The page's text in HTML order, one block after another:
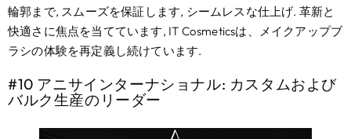
輪郭まで, スムーズを保証します, シームレスな仕上げ. 革新と
快適さに焦点を当てています, IT Cosmeticsは、メイクアップブ
ラシの体験を再定義し続けています.
#10 アニサインターナショナル: カスタムおよび
バルク生産のリーダー